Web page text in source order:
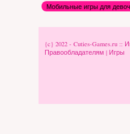
Мобильные игры для
{c} 2022 - Cuties-Games.ru
Правообладателям | Игры